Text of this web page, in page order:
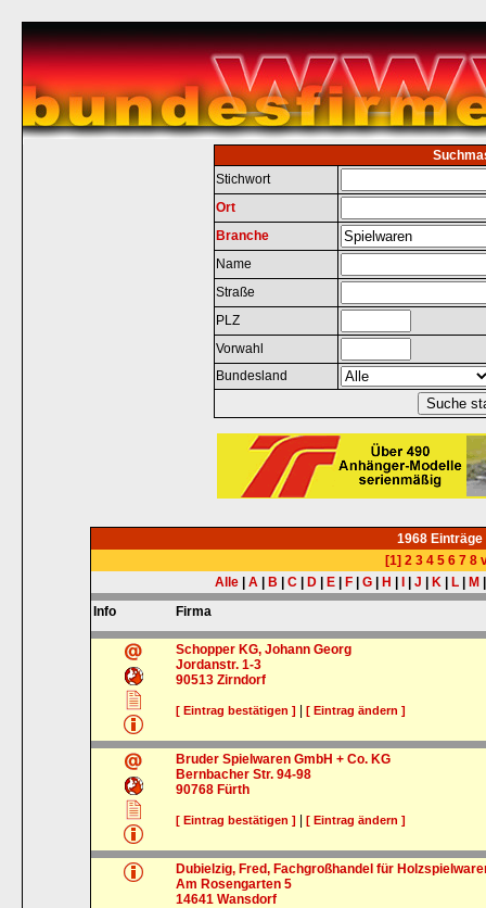
Stichwort
Ort
Branche
Name
Straße
PLZ
Vorwahl
Bundesland
1968 Einträge
[1] 2 3 4 5 6 7 8
Alle
A B C D E F G H J K L M
Info
Firma
Schopper KG, Johann Georg
Jordanstr. 1-3
90513 Zirndorf
[ Eintrag bestätigen ] |[ Eintrag ändern ]
Bruder Spielwaren GmbH + Co. KG
Bernbacher Str. 94-98
90768 Fürth
[ Eintrag bestätigen ] |[ Eintrag ändern ]
Dubielzig, Fred, Fachgroßhandel für
Am Rosengarten 5
14641 Wansdorf